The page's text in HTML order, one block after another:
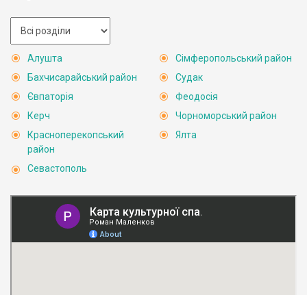
Алушта
Бахчисарайський район
Євпаторія
Керч
Красноперекопський
район
Севастополь
Сімферопольський район
Судак
Феодосія
Чорноморський район
Ялта